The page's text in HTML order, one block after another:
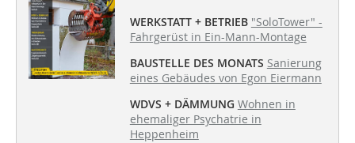
WERKSTATT + BETRIEB "SoloTower" -
Fahrgerüst in Ein-Mann-Montage
BAUSTELLE DES MONATS Sanierung
eines Gebäudes von Egon Eiermann
WDVS + DÄMMUNG Wohnen in
ehemaliger Psychatrie in
Heppenheim